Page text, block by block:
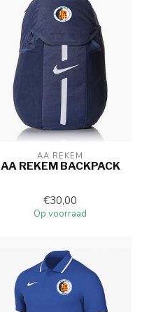
AA REKEM
AA REKEM BACKPACK
€30,00
Op voorraad